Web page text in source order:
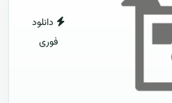
دانلود
فوری